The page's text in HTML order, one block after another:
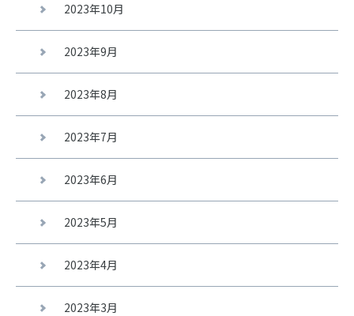
2023年10月
2023年9月
2023年8月
2023年7月
2023年6月
2023年5月
2023年4月
2023年3月